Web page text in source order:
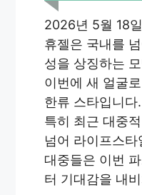
2026년 5월 18
휴젤은 국내를
성을 상징하는
이번에 새 얼굴
한류 스타입니다.
특히 최근 대중
넘어 라이프스
대중들은 이번
터 기대감을 내